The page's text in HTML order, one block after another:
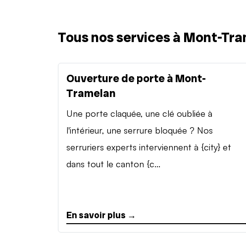
Tous nos services à Mont-
Ouverture de porte à Mont-
Tramelan
Une porte claquée, une clé oubliée à
l'intérieur, une serrure bloquée ? Nos
serruriers experts interviennent à {city} et
dans tout le canton {c...
En savoir plus →